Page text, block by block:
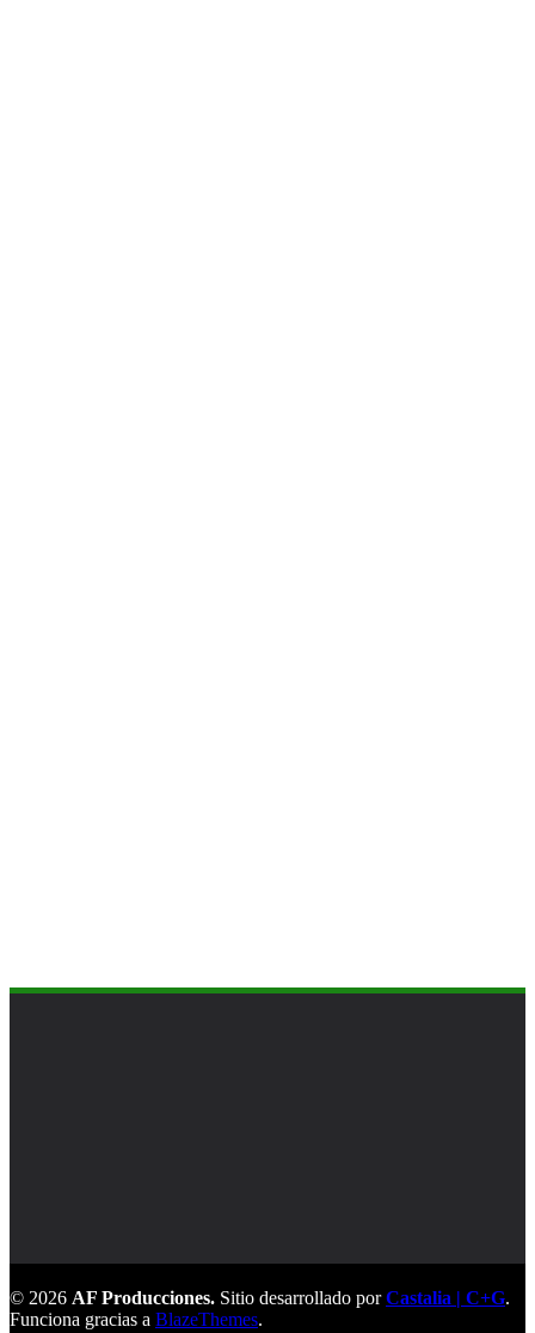
© 2026 AF Producciones. Sitio desarrollado porCastalia | C+G.
Funciona gracias a BlazeThemes.